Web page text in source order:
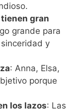
gran
grande para
y
: Anna, Elsa,
porque
los lazos: Las